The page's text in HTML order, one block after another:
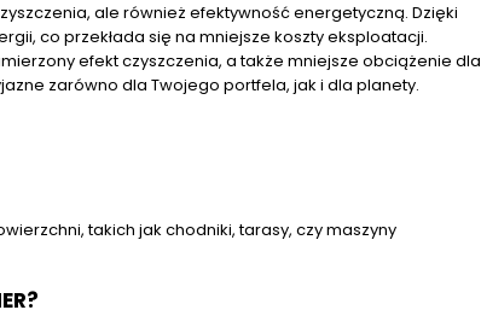
ale również efektywność energetyczną. Dzięki
co przekłada się na mniejsze koszty eksploatacji.
efekt czyszczenia, a także mniejsze obciążenie dla
zarówno dla Twojego portfela, jak i dla planety.
takich jak chodniki, tarasy, czy maszyny